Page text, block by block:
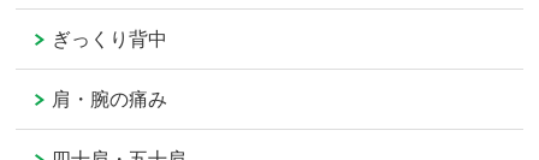
ぎっくり背中
肩・腕の痛み